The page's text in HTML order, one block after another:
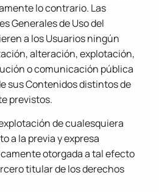
lo contrario. Las
Generales de Uso del
a los Usuarios ningún
alteración, explotación,
o comunicación pública
sus Contenidos distintos de
previstos.
de cualesquiera
a la previa y expresa
otorgada a tal efecto
titular de los derechos